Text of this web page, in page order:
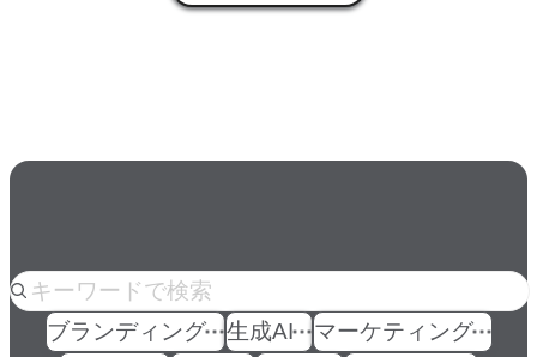
人気のkeyword
ブランディング 生成AI
マーケティング